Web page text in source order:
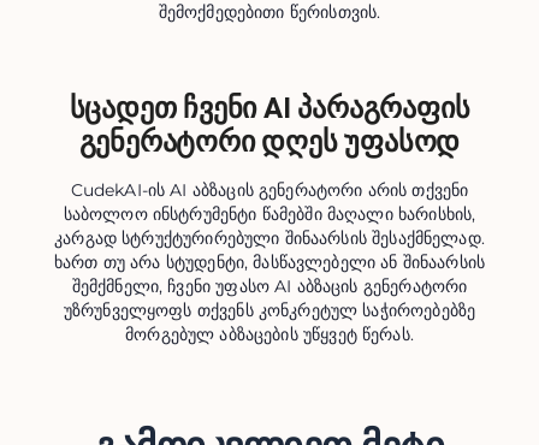
შემოქმედებითი წერისთვის.
სცადეთ ჩვენი AI პარაგრაფის
გენერატორი დღეს უფასოდ
CudekAI-ის AI აბზაცის გენერატორი არის თქვენი
საბოლოო ინსტრუმენტი წამებში მაღალი ხარისხის,
კარგად სტრუქტურირებული შინაარსის შესაქმნელად.
ხართ თუ არა სტუდენტი, მასწავლებელი ან შინაარსის
შემქმნელი, ჩვენი უფასო AI აბზაცის გენერატორი
უზრუნველყოფს თქვენს კონკრეტულ საჭიროებებზე
მორგებულ აბზაცების უწყვეტ წერას.